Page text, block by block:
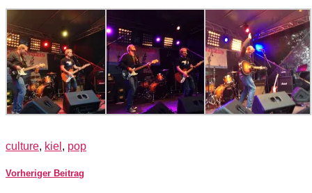
culture, kiel , pop
Vorheriger Beitrag